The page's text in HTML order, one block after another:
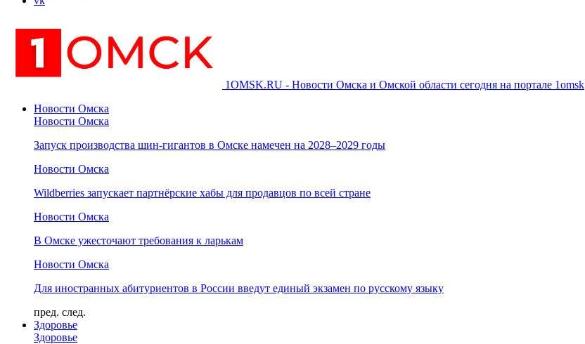
1OMSK.RU - Новости Омска и Омской области сегодня на портале 1omsk
Новости Омска
Новости Омска
Запуск производства шин-гигантов в Омске намечен на 2028–2029 годы
Новости Омска
Wildberries запускает партнёрские хабы для продавцов по всей стране
Новости Омска
В Омске ужесточают требования к ларькам
Новости Омска
Для иностранных абитуриентов в России введут единый экзамен по русскому языку
пред. след.
Здоровье
Здоровье